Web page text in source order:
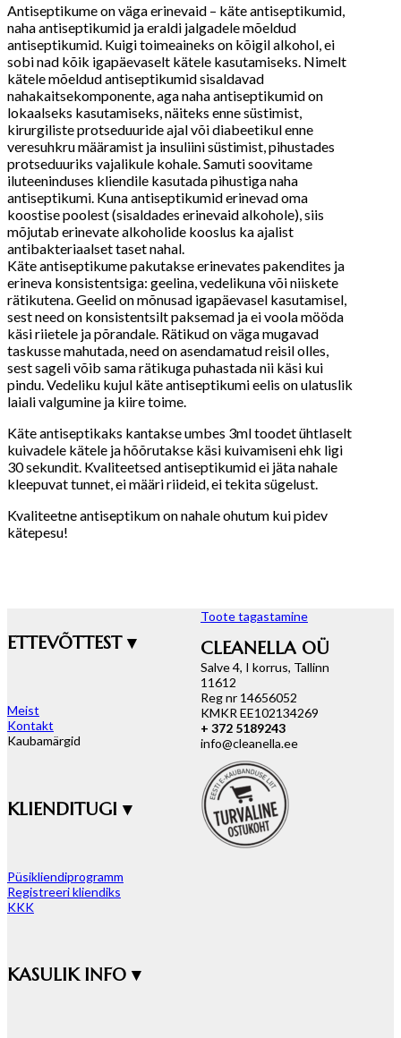
Antiseptikume on väga erinevaid – käte antiseptikumid,
naha antiseptikumid ja eraldi jalgadele mõeldud
antiseptikumid. Kuigi toimeaineks on kõigil alkohol, ei
sobi nad kõik igapäevaselt kätele kasutamiseks. Nimelt
kätele mõeldud antiseptikumid sisaldavad
nahakaitsekomponente, aga naha antiseptikumid on
lokaalseks kasutamiseks, näiteks enne süstimist,
kirurgiliste protseduuride ajal või diabeetikul enne
veresuhkru määramist ja insuliini süstimist, pihustades
protseduuriks vajalikule kohale. Samuti soovitame
iluteeninduses kliendile kasutada pihustiga naha
antiseptikumi. Kuna antiseptikumid erinevad oma
koostise poolest (sisaldades erinevaid alkohole), siis
mõjutab erinevate alkoholide kooslus ka ajalist
antibakteriaalset taset nahal.
Käte antiseptikume pakutakse erinevates pakendites ja
erineva konsistentsiga: geelina, vedelikuna või niiskete
rätikutena. Geelid on mõnusad igapäevasel kasutamisel,
sest need on konsistentsilt paksemad ja ei voola mööda
käsi riietele ja põrandale. Rätikud on väga mugavad
taskusse mahutada, need on asendamatud reisil olles,
sest sageli võib sama rätikuga puhastada nii käsi kui
pindu. Vedeliku kujul käte antiseptikumi eelis on ulatuslik
laiali valgumine ja kiire toime.
Käte antiseptikaks kantakse umbes 3ml toodet ühtlaselt
kuivadele kätele ja hõõrutakse käsi kuivamiseni ehk ligi
30 sekundit. Kvaliteetsed antiseptikumid ei jäta nahale
kleepuvat tunnet, ei määri riideid, ei tekita sügelust.
Kvaliteetne antiseptikum on nahale ohutum kui pidev
kätepesu!
ETTEVÕTTEST ▾
Meist
Kontakt
Kaubamärgid
KLIENDITUGI ▾
Püsikliendiprogramm
Registreeri kliendiks
KKK
KASULIK INFO ▾
Toote tagastamine
CLEANELLA OÜ
Salve 4, I korrus, Tallinn
11612
Reg nr 14656052
KMKR EE102134269
+ 372 5189243
info@cleanella.ee